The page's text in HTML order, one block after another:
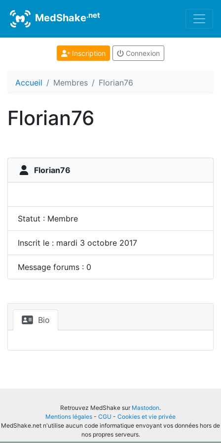
MedShake.net
Inscription Connexion
Accueil Membres Florian76
Florian76
Florian76
Statut : Membre
Inscrit le : mardi 3 octobre 2017
Message forums : 0
Bio
Retrouvez MedShake sur Mastodon.
Mentions légales - CGU - Cookies et vie privée
MedShake.net n'utilise aucun code informatique envoyant vos données hors de
nos propres serveurs.